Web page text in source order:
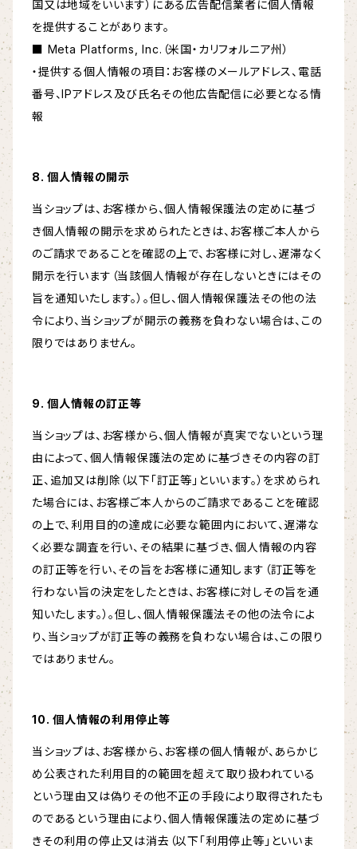
国又は地域をいいます）にある広告配信業者に個人情報
を提供することがあります。
■ Meta Platforms, Inc.（米国・カリフォルニア州）
・提供する個人情報の項目：お客様のメールアドレス、電話
番号、IPアドレス及び氏名その他広告配信に必要となる情
報
8. 個人情報の開示
当ショップは、お客様から、個人情報保護法の定めに基づ
き個人情報の開示を求められたときは、お客様ご本人から
のご請求であることを確認の上で、お客様に対し、遅滞なく
開示を行います（当該個人情報が存在しないときにはその
旨を通知いたします。）。但し、個人情報保護法その他の法
令により、当ショップが開示の義務を負わない場合は、この
限りではありません。
9. 個人情報の訂正等
当ショップは、お客様から、個人情報が真実でないという理
由によって、個人情報保護法の定めに基づきその内容の訂
正、追加又は削除（以下「訂正等」といいます。）を求められ
た場合には、お客様ご本人からのご請求であることを確認
の上で、利用目的の達成に必要な範囲内において、遅滞な
く必要な調査を行い、その結果に基づき、個人情報の内容
の訂正等を行い、その旨をお客様に通知します（訂正等を
行わない旨の決定をしたときは、お客様に対しその旨を通
知いたします。）。但し、個人情報保護法その他の法令によ
り、当ショップが訂正等の義務を負わない場合は、この限り
ではありません。
10. 個人情報の利用停止等
当ショップは、お客様から、お客様の個人情報が、あらかじ
め公表された利用目的の範囲を超えて取り扱われている
という理由又は偽りその他不正の手段により取得されたも
のであるという理由により、個人情報保護法の定めに基づ
きその利用の停止又は消去（以下「利用停止等」といいま